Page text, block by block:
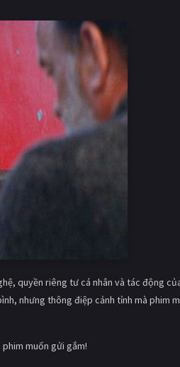
quyền riêng tư cá nhân và tác động
nhưng thông điệp cảnh tỉnh mà phim
muốn gửi gắm!